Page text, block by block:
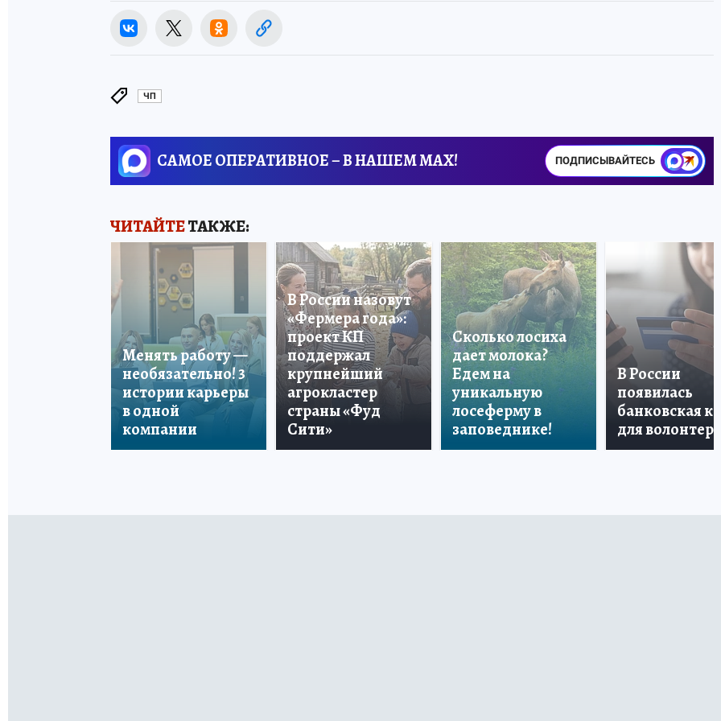
ЧП
САМОЕ ОПЕРАТИВНОЕ – В НАШЕМ MAX! ПОДПИСЫВАЙТЕСЬ
ЧИТАЙТЕТАКЖЕ:
Менять работу —
необязательно! 3
истории карьеры
в одной
компании
В России назовут
«Фермера года»:
проект КП
поддержал
крупнейший
агрокластер
страны «Фуд
Сити»
Сколько лосиха
дает молока?
Едем на
уникальную
лосеферму в
заповеднике!
В России
появилась
банковская
для волонтеров